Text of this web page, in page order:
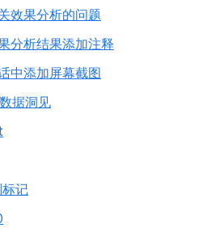
效果分析的问题
分析结果添加注释
中添加屏幕截图
据洞见
记